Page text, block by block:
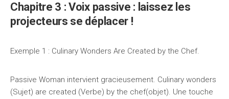
Chapitre 3 : Voix passive : laissez les
projecteurs se déplacer !
Exemple 1 : Culinary Wonders Are Created by the Chef.
Passive Woman intervient gracieusement. Culinary wonders
(Sujet) are created (Verbe) by the chef(objet). Une touche